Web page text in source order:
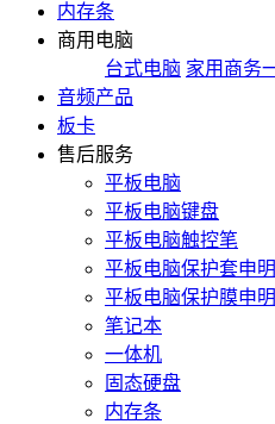
内存条
商用电脑
台式电脑 家用商务
音频产品
板卡
售后服务
平板电脑
平板电脑键盘
平板电脑触控笔
平板电脑保护套申明
平板电脑保护膜申明
笔记本
一体机
固态硬盘
内存条